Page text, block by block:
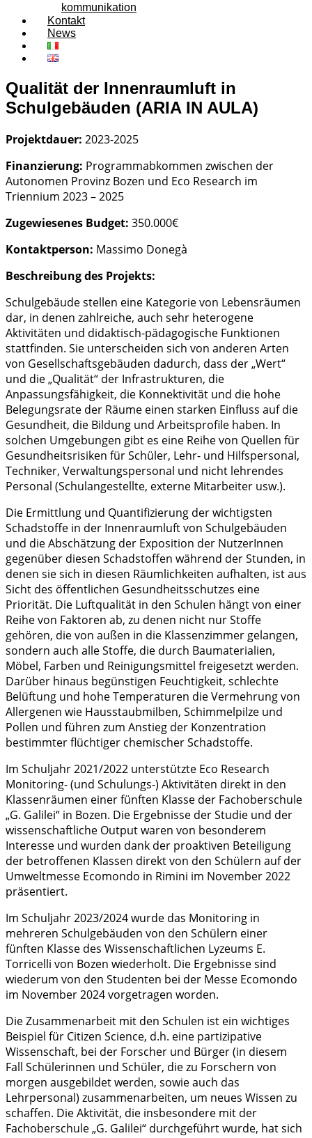
kommunikation
Kontakt
News
Qualität der Innenraumluft in
Schulgebäuden (ARIA IN AULA)
Projektdauer: 2023-2025
Finanzierung: Programmabkommen zwischen der
Autonomen Provinz Bozen und Eco Research im
Triennium 2023 – 2025
Zugewiesenes Budget: 350.000€
Kontaktperson: Massimo Donegà
Beschreibung des Projekts:
Schulgebäude stellen eine Kategorie von Lebensräumen
dar, in denen zahlreiche, auch sehr heterogene
Aktivitäten und didaktisch-pädagogische Funktionen
stattfinden. Sie unterscheiden sich von anderen Arten
von Gesellschaftsgebäuden dadurch, dass der „Wert“
und die „Qualität“ der Infrastrukturen, die
Anpassungsfähigkeit, die Konnektivität und die hohe
Belegungsrate der Räume einen starken Einfluss auf die
Gesundheit, die Bildung und Arbeitsprofile haben. In
solchen Umgebungen gibt es eine Reihe von Quellen für
Gesundheitsrisiken für Schüler, Lehr- und Hilfspersonal,
Techniker, Verwaltungspersonal und nicht lehrendes
Personal (Schulangestellte, externe Mitarbeiter usw.).
Die Ermittlung und Quantifizierung der wichtigsten
Schadstoffe in der Innenraumluft von Schulgebäuden
und die Abschätzung der Exposition der NutzerInnen
gegenüber diesen Schadstoffen während der Stunden, in
denen sie sich in diesen Räumlichkeiten aufhalten, ist aus
Sicht des öffentlichen Gesundheitsschutzes eine
Priorität. Die Luftqualität in den Schulen hängt von einer
Reihe von Faktoren ab, zu denen nicht nur Stoffe
gehören, die von außen in die Klassenzimmer gelangen,
sondern auch alle Stoffe, die durch Baumaterialien,
Möbel, Farben und Reinigungsmittel freigesetzt werden.
Darüber hinaus begünstigen Feuchtigkeit, schlechte
Belüftung und hohe Temperaturen die Vermehrung von
Allergenen wie Hausstaubmilben, Schimmelpilze und
Pollen und führen zum Anstieg der Konzentration
bestimmter flüchtiger chemischer Schadstoffe.
Im Schuljahr 2021/2022 unterstützte Eco Research
Monitoring- (und Schulungs-) Aktivitäten direkt in den
Klassenräumen einer fünften Klasse der Fachoberschule
„G. Galilei“ in Bozen. Die Ergebnisse der Studie und der
wissenschaftliche Output waren von besonderem
Interesse und wurden dank der proaktiven Beteiligung
der betroffenen Klassen direkt von den Schülern auf der
Umweltmesse Ecomondo in Rimini im November 2022
präsentiert.
Im Schuljahr 2023/2024 wurde das Monitoring in
mehreren Schulgebäuden von den Schülern einer
fünften Klasse des Wissenschaftlichen Lyzeums E.
Torricelli von Bozen wiederholt. Die Ergebnisse sind
wiederum von den Studenten bei der Messe Ecomondo
im November 2024 vorgetragen worden.
Die Zusammenarbeit mit den Schulen ist ein wichtiges
Beispiel für Citizen Science, d.h. eine partizipative
Wissenschaft, bei der Forscher und Bürger (in diesem
Fall Schülerinnen und Schüler, die zu Forschern von
morgen ausgebildet werden, sowie auch das
Lehrpersonal) zusammenarbeiten, um neues Wissen zu
schaffen. Die Aktivität, die insbesondere mit der
Fachoberschule „G. Galilei“ durchgeführt wurde, hat sich